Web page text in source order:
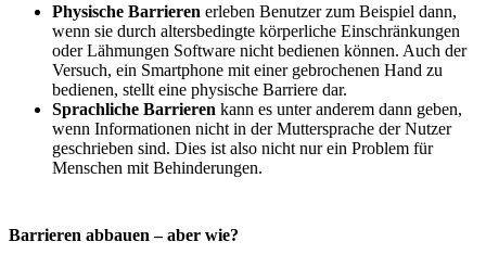
Physische Barrieren erleben Benutzer zum Beispiel dann,
wenn sie durch altersbedingte körperliche Einschränkungen
oder Lähmungen Software nicht bedienen können. Auch der
Versuch, ein Smartphone mit einer gebrochenen Hand zu
bedienen, stellt eine physische Barriere dar.
Sprachliche Barrieren kann es unter anderem dann geben,
wenn Informationen nicht in der Muttersprache der Nutzer
geschrieben sind. Dies ist also nicht nur ein Problem für
Menschen mit Behinderungen.
Barrieren abbauen – aber wie?